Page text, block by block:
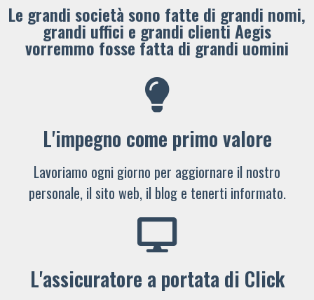
Le grandi società sono fatte di grandi nomi,
grandi uffici e grandi clienti ​Aegis
vorremmo fosse fatta di grandi uomini
L'impegno come primo valore
Lavoriamo ogni giorno per aggiornare il nostro
personale, il sito web, il blog e tenerti informato.
L'assicuratore a portata di Click